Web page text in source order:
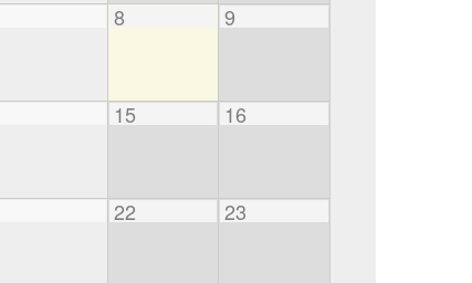
8 9
15 16
22 23